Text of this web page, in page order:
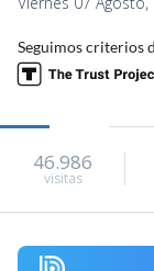
Seguimos criterios
46.986
visitas